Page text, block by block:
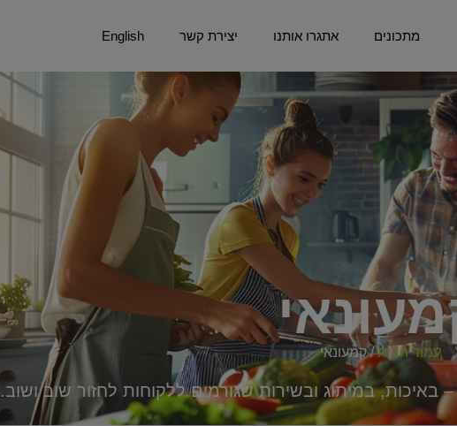
מתכונים אתגרו אותנו יצירת קשר English
עמוד הבית/ קמעונאי
במיתוג ובשירות שגורמים ללקוחות לחזור שוב ושוב.